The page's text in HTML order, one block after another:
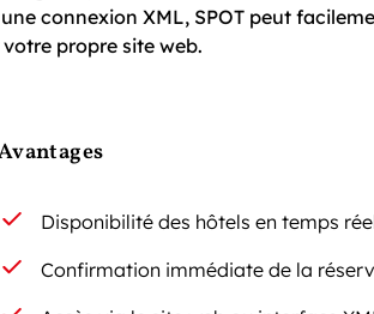
connexion XML, SPOT peut
propre site web.
Disponibilité des hôtels en temps
Confirmation immédiate de la